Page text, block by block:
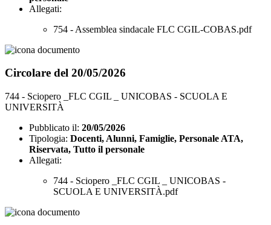
Allegati:
754 - Assemblea sindacale FLC CGIL-COBAS.pdf
Circolare del 20/05/2026
744 - Sciopero _FLC CGIL _ UNICOBAS - SCUOLA E
UNIVERSITÀ
Pubblicato il: 20/05/2026
Tipologia: Docenti, Alunni, Famiglie, Personale ATA,
Riservata, Tutto il personale
Allegati:
744 - Sciopero _FLC CGIL _ UNICOBAS -
SCUOLA E UNIVERSITÀ.pdf